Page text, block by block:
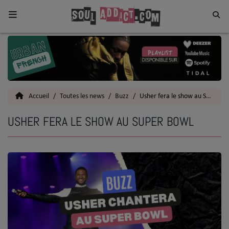
Home
Toutes les News
Actu
Talents
Accueil Toutes les news Buzz Usher fera le show au Super Bowl
USHER FERA LE SHOW AU SUPER BOWL